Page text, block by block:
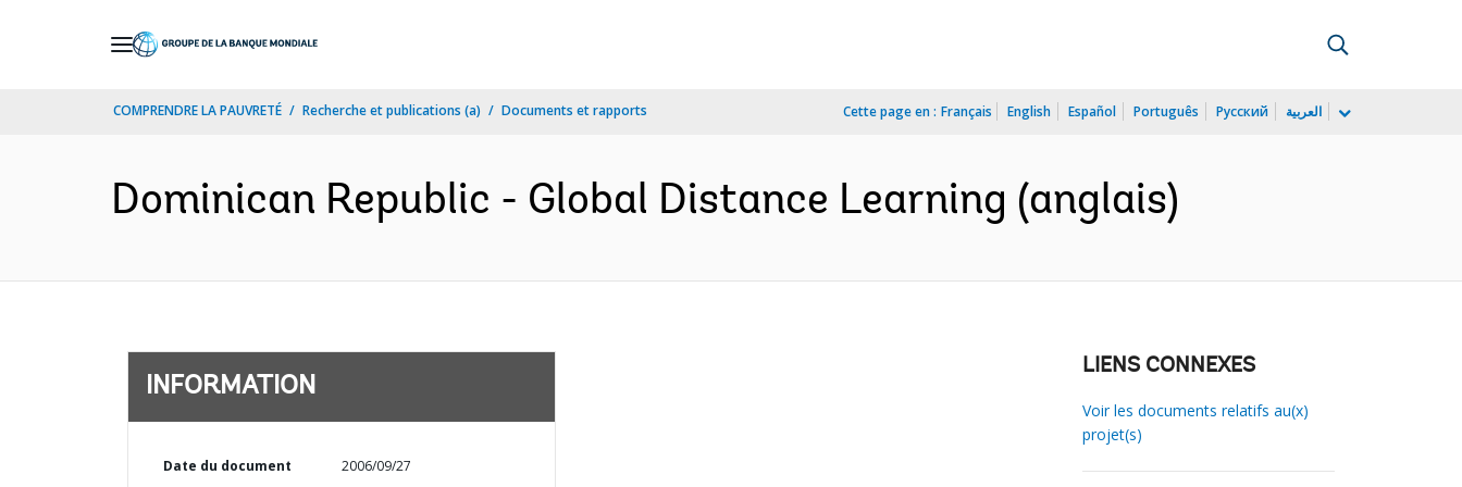
COMPRENDRE LA PAUVRETÉ Recherche et publications (a) Documents et rapports Cette page en : Français English Español Português Русский العربية
Dominican Republic - Global Distance Learning (anglais)
INFORMATION
Date du document 2006/09/27
LIENS CONNEXES
Voir les documents relatifs au(x)
projet(s)